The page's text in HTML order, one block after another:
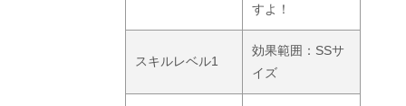
すよ！
スキルレベル1
効果範囲：SSサ
イズ